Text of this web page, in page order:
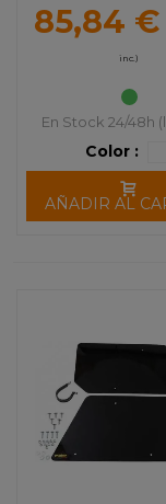
85,84 €
inc.)
En Stock 24/48h
Color :
AÑADIR AL